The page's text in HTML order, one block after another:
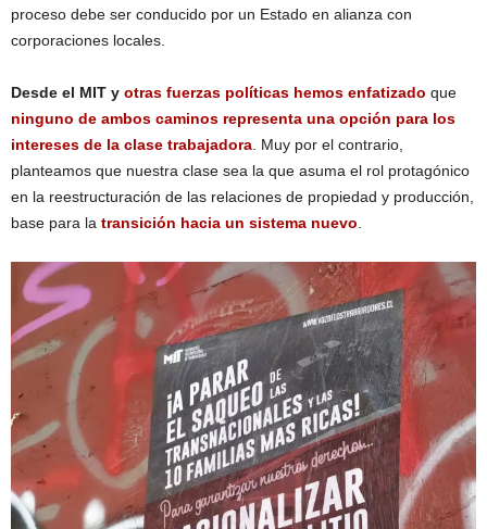
proceso debe ser conducido por un Estado en alianza con
corporaciones locales.
Desde el MIT y otras fuerzas políticas hemos enfatizado que
ninguno de ambos caminos representa una opción para los
intereses de la clase trabajadora . Muy por el contrario,
planteamos que nuestra clase sea la que asuma el rol protagónico
en la reestructuración de las relaciones de propiedad y producción,
base para la transición hacia un sistema nuevo